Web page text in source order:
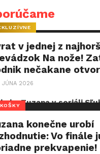
v jednej z
Na nože!
nečakane
JÚNA 2026
konečne urobí
Vo finále
prekvapenie!